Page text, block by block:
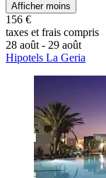
Afficher moins
156 €
taxes et frais compris
28 août - 29 août
Hipotels La Geria